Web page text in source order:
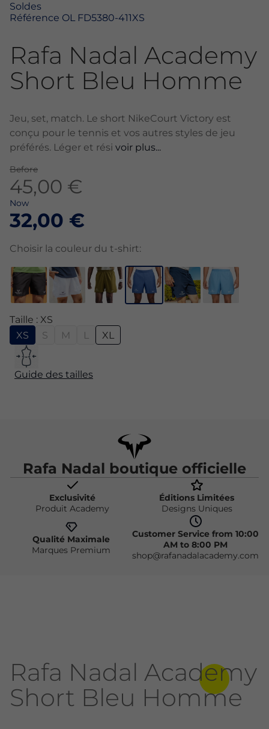
Soldes
Référence OL FD5380-411XS
Rafa Nadal Academy
Short Bleu Homme
Jeu, set, match. Le short NikeCourt Victory est
conçu pour le tennis et vos autres styles de jeu
préférés. Léger et rési voir plus...
Before
45,00 €
Now
32,00 €
Choisir la couleur du t-shirt:
Taille : XS
XS
S M L XL
Guide des tailles
Rafa Nadal boutique officielle
Exclusivité
Produit Academy
Éditions Limitées
Designs Uniques
Qualité Maximale
Marques Premium
Customer Service from 10:00
AM to 8:00 PM
shop@rafanadalacademy.com
Rafa Nadal Academy
Short Bleu Homme